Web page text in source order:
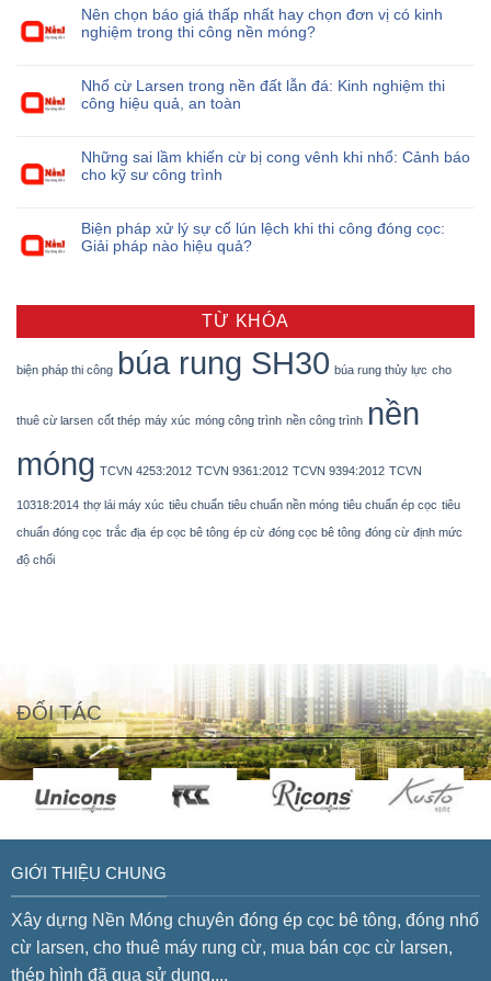
Nên chọn báo giá thấp nhất hay chọn đơn vị có kinh
nghiệm trong thi công nền móng?
Nhổ cừ Larsen trong nền đất lẫn đá: Kinh nghiệm thi
công hiệu quả, an toàn
Những sai lầm khiến cừ bị cong vênh khi nhổ: Cảnh báo
cho kỹ sư công trình
Biện pháp xử lý sự cố lún lệch khi thi công đóng cọc:
Giải pháp nào hiệu quả?
TỪ KHÓA
biện pháp thi công búa rung SH30 búa rung thủy lực cho
thuê cừ larsen cốt thép máy xúc móng công trình nền công trình nền
móng TCVN 4253:2012 TCVN 9361:2012 TCVN 9394:2012 TCVN
10318:2014 thợ lái máy xúc tiêu chuẩn tiêu chuẩn nền móng tiêu chuẩn ép cọc tiêu
chuẩn đóng cọc trắc địa ép cọc bê tông ép cừ đóng cọc bê tông đóng cừ định mức
độ chối
ĐỐI TÁC
GIỚI THIỆU CHUNG
Xây dựng Nền Móng chuyên đóng ép cọc bê tông, đóng nhổ
cừ larsen, cho thuê máy rung cừ, mua bán cọc cừ larsen,
thép hình đã qua sử dụng,...